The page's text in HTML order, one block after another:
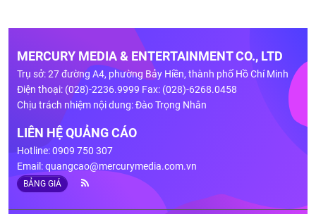
MERCURY MEDIA & ENTERTAINMENT CO., LTD
Trụ sở: 27 đường A4, phường Bảy Hiền, thành phố Hồ Chí Minh
Điện thoại: (028)-2236.9999 Fax: (028)-6268.0458
Chịu trách nhiệm nội dung: Đào Trọng Nhân
LIÊN HỆ QUẢNG CÁO
Hotline: 0909 750 307
Email:quangcao@mercurymedia.com.vn
BẢNG GIÁ